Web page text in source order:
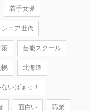
若手女優
シニア世代
策 芸能スクール
幌 北海道
いばぁっ！
面白い 職業